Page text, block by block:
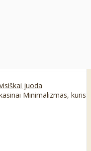
juoda
Minimalizmas, kuris